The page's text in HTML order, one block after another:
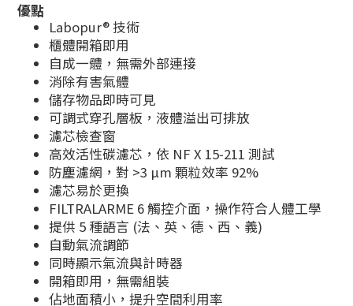
優點
Labopur® 技術
櫃體開箱即用
自成一體，無需外部連接
消除有害氣體
儲存物品即時可見
可調式穿孔層板，液體溢出可排放
濾芯檢查窗
高效活性碳濾芯，依 NF X 15‑211 測試
防塵濾網，對 >3 µm 顆粒效率 92%
濾芯易於更換
FILTRALARME 6 觸控介面，操作符合人體工學
提供 5 種語言 (法、英、德、西、義)
自動氣流調節
同時顯示氣流與計時器
開箱即用，無需組裝
佔地面積小，提升空間利用率